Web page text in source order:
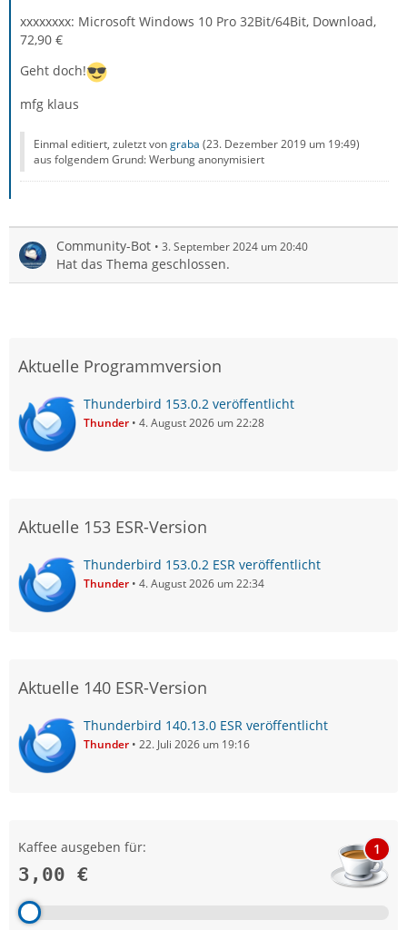
xxxxxxxx: Microsoft Windows 10 Pro 32Bit/64Bit, Download,
72,90 €
Geht doch!
mfg klaus
Einmal editiert, zuletzt vongraba (23. Dezember 2019 um 19:49)
aus folgendem Grund: Werbung anonymisiert
Community-Bot 3. September 2024 um 20:40
Hat das Thema geschlossen.
Aktuelle Programmversion
Thunderbird 153.0.2 veröffentlicht
Thunder 4. August 2026 um 22:28
Aktuelle 153 ESR-Version
Thunderbird 153.0.2 ESR veröffentlicht
Thunder 4. August 2026 um 22:34
Aktuelle 140 ESR-Version
Thunderbird 140.13.0 ESR veröffentlicht
Thunder 22. Juli 2026 um 19:16
Kaffee ausgeben für:
3,00 €
1